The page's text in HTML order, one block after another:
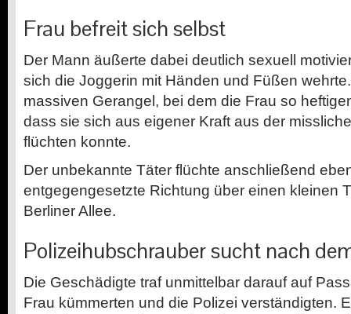
Frau befreit sich selbst
Der Mann äußerte dabei deutlich sexuell
sich die Joggerin mit Händen und Füßen
massiven Gerangel, bei dem die Frau so
dass sie sich aus eigener Kraft aus der
flüchten konnte.
Der unbekannte Täter flüchte anschließend
entgegengesetzte Richtung über einen kleinen
Berliner Allee.
Polizeihubschrauber sucht nach
Die Geschädigte traf unmittelbar darauf auf
Frau kümmerten und die Polizei verständigten.